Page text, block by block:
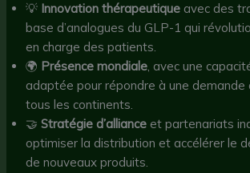
💡 Innovation thérapeutique avec des
base d’analogues du GLP-1 qui
en charge des patients.
🌍 Présence mondiale, avec une
adaptée pour répondre à une demande
tous les continents.
🤝Stratégie d’alliance et partenariats
optimiser la distribution et accélérer le
de nouveaux produits.